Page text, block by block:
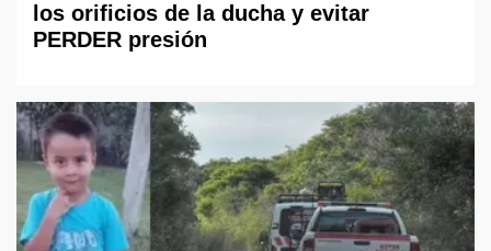
los orificios de la ducha y evitar
PERDER presión